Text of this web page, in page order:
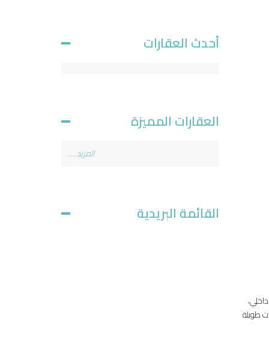
طويلة
أحدث العقارات
العقارات المميزة
المزيد.....
القائمة البريدية